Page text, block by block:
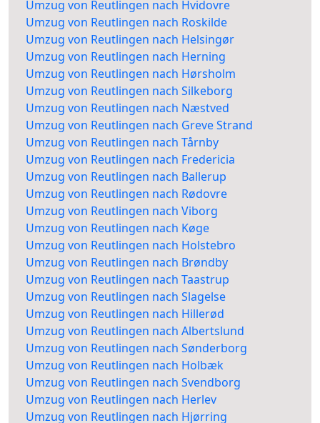
Umzug von Reutlingen nach Hvidovre
Umzug von Reutlingen nach Roskilde
Umzug von Reutlingen nach Helsingør
Umzug von Reutlingen nach Herning
Umzug von Reutlingen nach Hørsholm
Umzug von Reutlingen nach Silkeborg
Umzug von Reutlingen nach Næstved
Umzug von Reutlingen nach Greve Strand
Umzug von Reutlingen nach Tårnby
Umzug von Reutlingen nach Fredericia
Umzug von Reutlingen nach Ballerup
Umzug von Reutlingen nach Rødovre
Umzug von Reutlingen nach Viborg
Umzug von Reutlingen nach Køge
Umzug von Reutlingen nach Holstebro
Umzug von Reutlingen nach Brøndby
Umzug von Reutlingen nach Taastrup
Umzug von Reutlingen nach Slagelse
Umzug von Reutlingen nach Hillerød
Umzug von Reutlingen nach Albertslund
Umzug von Reutlingen nach Sønderborg
Umzug von Reutlingen nach Holbæk
Umzug von Reutlingen nach Svendborg
Umzug von Reutlingen nach Herlev
Umzug von Reutlingen nach Hjørring